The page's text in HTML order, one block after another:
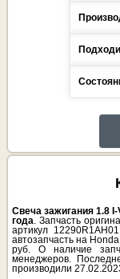
Свеча зажигания 1.8
года. Запчасть
артикул
автозапчасть на
руб. О наличие
менеджеров.
производили